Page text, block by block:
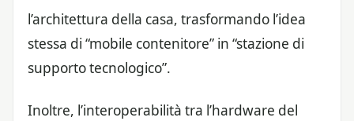
l’architettura della casa, trasformando l’idea
stessa di “mobile contenitore” in “stazione di
supporto tecnologico”.
Inoltre, l’interoperabilità tra l’hardware del